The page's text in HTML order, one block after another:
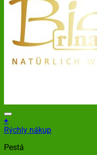
+
Rýchly nákup
Pestá